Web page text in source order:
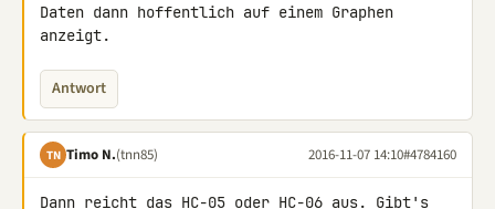
Daten dann hoffentlich auf einem Graphen
anzeigt.
Antwort
TN Timo N.(tnn85) 2016-11-07 14:10#4784160
Dann reicht das HC-05 oder HC-06 aus. Gibt's